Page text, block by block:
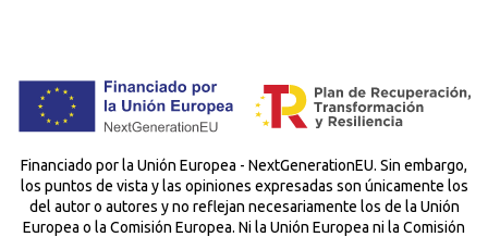
Financiado por la Unión Europea - NextGenerationEU. Sin embargo,
los puntos de vista y las opiniones expresadas son únicamente los
del autor o autores y no reflejan necesariamente los de la Unión
Europea o la Comisión Europea. Ni la Unión Europea ni la Comisión